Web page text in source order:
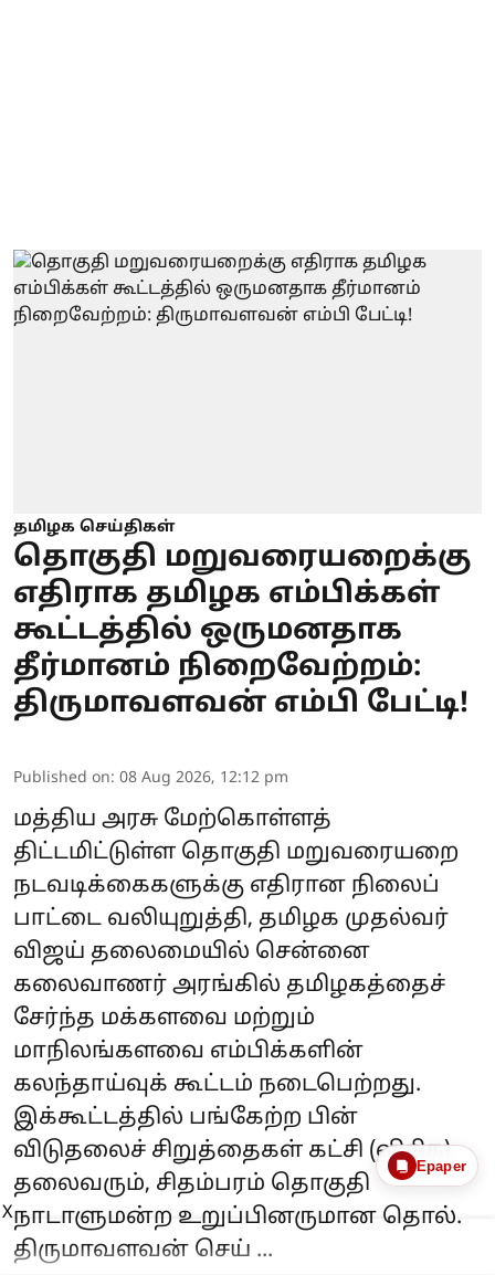
தமிழக செய்திகள்
தொகுதி மறுவரையறைக்கு
எதிராக தமிழக எம்பிக்கள்
கூட்டத்தில் ஒருமனதாக
தீர்மானம் நிறைவேற்றம்:
திருமாவளவன் எம்பி பேட்டி!
Published on: 08 Aug 2026, 12:12 pm
மத்திய அரசு மேற்கொள்ளத்
திட்டமிட்டுள்ள தொகுதி மறுவரையறை
நடவடிக்கைகளுக்கு எதிரான நிலைப்
பாட்டை வலியுறுத்தி, தமிழக முதல்வர்
விஜய் தலைமையில் சென்னை
கலைவாணர் அரங்கில் தமிழகத்தைச்
சேர்ந்த மக்களவை மற்றும்
மாநிலங்களவை எம்பிக்களின்
கலந்தாய்வுக் கூட்டம் நடைபெற்றது.
இக்கூட்டத்தில் பங்கேற்ற பின்
விடுதலைச் சிறுத்தைகள் கட்சி (விசிக)
தலைவரும், சிதம்பரம் தொகுதி
நாடாளுமன்ற உறுப்பினருமான தொல்.
திருமாவளவன் செய் ...
Epaper
X